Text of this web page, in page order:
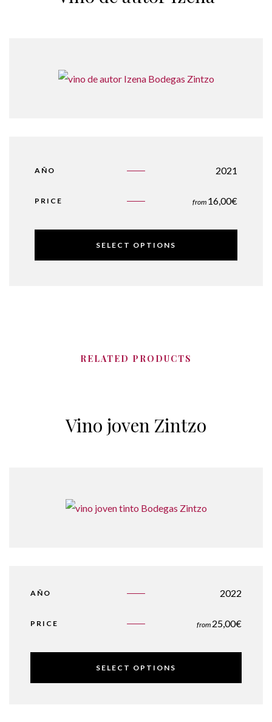
AÑO 2021
PRICE from 16,00€
SELECT OPTIONS
RELATED PRODUCTS
Vino joven Zintzo
AÑO 2022
PRICE from 25,00€
SELECT OPTIONS